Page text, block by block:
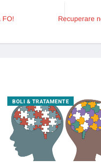
FO!
Recuperare
BOLI & TRATAMENTE